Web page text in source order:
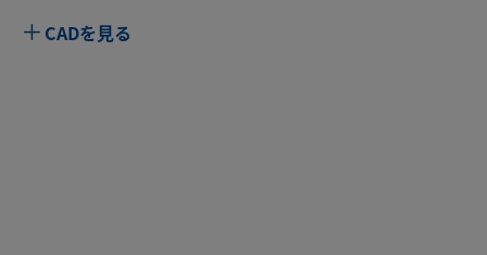
CADを見る